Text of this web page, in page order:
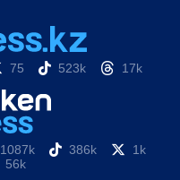
75 523k 17k
1087k 386k
1k
56k